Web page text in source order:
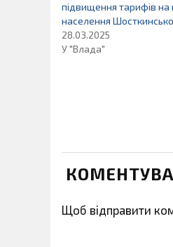
підвищення тарифів на
населення
28.03.2025
У "Влада"
Щоб відправити